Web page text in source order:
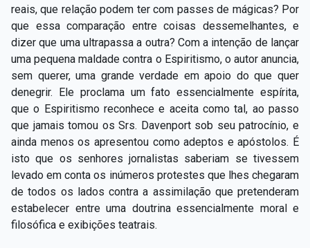
reais, que relação podem ter com passes de mágicas? Por
que essa comparação entre coisas dessemelhantes, e
dizer que uma ultrapassa a outra? Com a intenção de lançar
uma pequena maldade contra o Espiritismo, o autor anuncia,
sem querer, uma grande verdade em apoio do que quer
denegrir. Ele proclama um fato essencialmente espírita,
que o Espiritismo reconhece e aceita como tal, ao passo
que jamais tomou os Srs. Davenport sob seu patrocínio, e
ainda menos os apresentou como adeptos e apóstolos. É
isto que os senhores jornalistas saberiam se tivessem
levado em conta os inúmeros protestes que lhes chegaram
de todos os lados contra a assimilação que pretenderam
estabelecer entre uma doutrina essencialmente moral e
filosófica e exibições teatrais.